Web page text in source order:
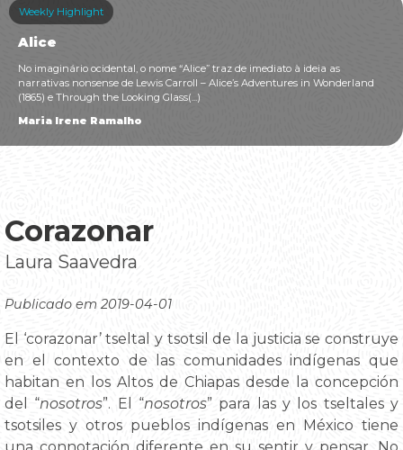
Weekly Highlight
Alice
No imaginário ocidental, o nome “Alice” traz de imediato à ideia as
narrativas nonsense de Lewis Carroll – Alice’s Adventures in Wonderland
(1865) e Through the Looking Glass(...)
Maria Irene Ramalho
Corazonar
Laura Saavedra
Publicado em 2019-04-01
El ‘corazonar’ tseltal y tsotsil de la justicia se construye
en el contexto de las comunidades indígenas que
habitan en los Altos de Chiapas desde la concepción
del “nosotros”. El “nosotros” para las y los tseltales y
tsotsiles y otros pueblos indígenas en México tiene
una connotación diferente en su sentir y pensar. No